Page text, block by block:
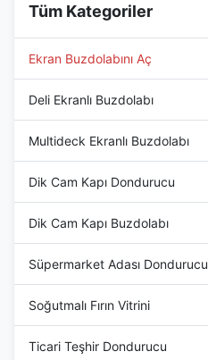
Tüm Kategoriler
Ekran Buzdolabını Aç
Deli Ekranlı Buzdolabı
Multideck Ekranlı Buzdolabı
Dik Cam Kapı Dondurucu
Dik Cam Kapı Buzdolabı
Süpermarket Adası Dondurucu
Soğutmalı Fırın Vitrini
Ticari Teşhir Dondurucu